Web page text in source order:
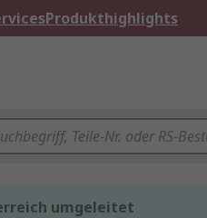
Produkthighlights
umgeleitet